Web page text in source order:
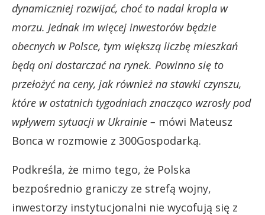
dynamiczniej rozwijać, choć to nadal kropla w
morzu. Jednak im więcej inwestorów będzie
obecnych w Polsce, tym większą liczbę mieszkań
będą oni dostarczać na rynek. Powinno się to
przełożyć na ceny, jak również na stawki czynszu,
które w ostatnich tygodniach znacząco wzrosły pod
wpływem sytuacji w Ukrainie – mówi Mateusz
Bonca w rozmowie z 300Gospodarką.
Podkreśla, że mimo tego, że Polska
bezpośrednio graniczy ze strefą wojny,
inwestorzy instytucjonalni nie wycofują się z